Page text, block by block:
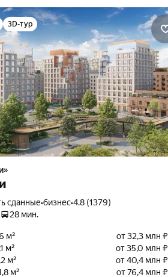
3D-тур
сданные•бизнес•4.8 (1379)
28 мин.
м²
от 32,3 млн ₽
м²
от 35,0 млн ₽
м²
от 40,4 млн ₽
м²
от 76,4 млн ₽